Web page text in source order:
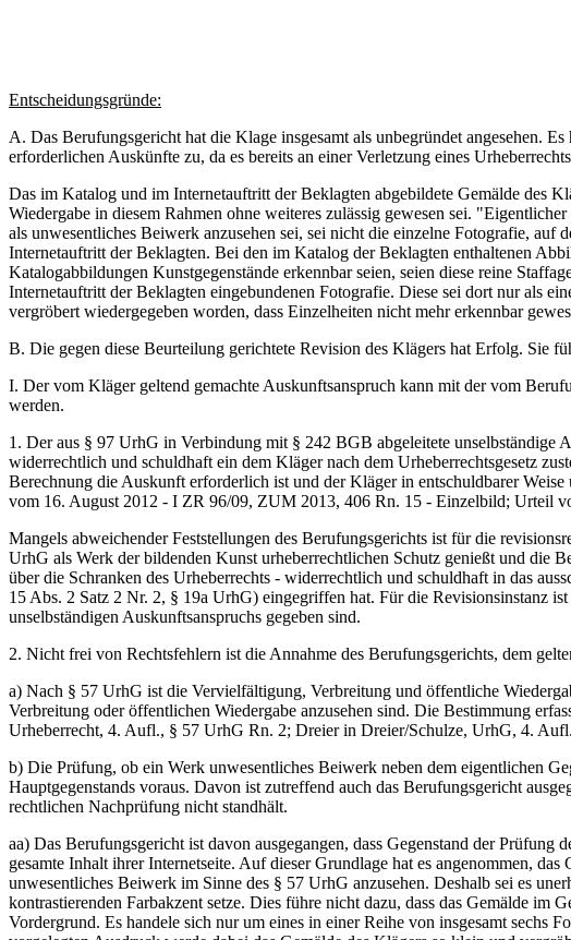
Entscheidungsgründe:
A. Das Berufungsgericht hat die Klage insgesamt als unbegründet angesehen.
erforderlichen Auskünfte zu, da es bereits an einer Verletzung eines
Das im Katalog und im Internetauftritt der Beklagten abgebildete Gemälde des
Wiedergabe in diesem Rahmen ohne weiteres zulässig gewesen sei.
als unwesentliches Beiwerk anzusehen sei, sei nicht die einzelne Fotografie,
Internetauftritt der Beklagten. Bei den im Katalog der Beklagten enthaltenen
Katalogabbildungen Kunstgegenstände erkennbar seien, seien diese reine
Internetauftritt der Beklagten eingebundenen Fotografie. Diese sei dort nur als
vergröbert wiedergegeben worden, dass Einzelheiten nicht mehr erkennbar
B. Die gegen diese Beurteilung gerichtete Revision des Klägers hat Erfolg. Sie
I. Der vom Kläger geltend gemachte Auskunftsanspruch kann mit der vom
werden.
1. Der aus § 97 UrhG in Verbindung mit § 242 BGB abgeleitete unselbständige
widerrechtlich und schuldhaft ein dem Kläger nach dem Urheberrechtsgesetz
Berechnung die Auskunft erforderlich ist und der Kläger in entschuldbarer
vom 16. August 2012 - I ZR 96/09, ZUM 2013, 406 Rn. 15 - Einzelbild; Urteil
Mangels abweichender Feststellungen des Berufungsgerichts ist für die
UrhG als Werk der bildenden Kunst urheberrechtlichen Schutz genießt und die
über die Schranken des Urheberrechts - widerrechtlich und schuldhaft in das
15 Abs. 2 Satz 2 Nr. 2, § 19a UrhG) eingegriffen hat. Für die Revisionsinstanz
unselbständigen Auskunftsanspruchs gegeben sind.
2. Nicht frei von Rechtsfehlern ist die Annahme des Berufungsgerichts, dem
a) Nach § 57 UrhG ist die Vervielfältigung, Verbreitung und öffentliche
Verbreitung oder öffentlichen Wiedergabe anzusehen sind. Die Bestimmung
Urheberrecht, 4. Aufl., § 57 UrhG Rn. 2; Dreier in Dreier/Schulze, UrhG, 4.
b) Die Prüfung, ob ein Werk unwesentliches Beiwerk neben dem eigentlichen
Hauptgegenstands voraus. Davon ist zutreffend auch das Berufungsgericht
rechtlichen Nachprüfung nicht standhält.
aa) Das Berufungsgericht ist davon ausgegangen, dass Gegenstand der
gesamte Inhalt ihrer Internetseite. Auf dieser Grundlage hat es angenommen,
unwesentliches Beiwerk im Sinne des § 57 UrhG anzusehen. Deshalb sei es
kontrastierenden Farbakzent setze. Dies führe nicht dazu, dass das Gemälde im
Vordergrund. Es handele sich nur um eines in einer Reihe von insgesamt sechs